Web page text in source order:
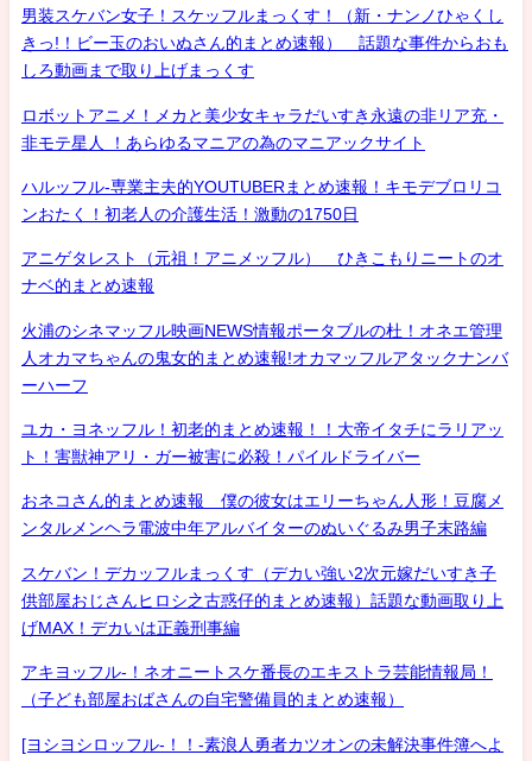
男装スケバン女子！スケッフルまっくす！（新・ナンノひゃくし
きっ!！ビー玉のおいぬさん的まとめ速報） 話題な事件からおも
しろ動画まで取り上げまっくす
ロボットアニメ！メカと美少女キャラだいすき永遠の非リア充・
非モテ星人 ！あらゆるマニアの為のマニアックサイト
ハルッフル-専業主夫的YOUTUBERまとめ速報！キモデブロリコ
ンおたく！初老人の介護生活！激動の1750日
アニゲタレスト（元祖！アニメッフル） ひきこもりニートのオ
ナベ的まとめ速報
火浦のシネマッフル映画NEWS情報ポータブルの杜！オネエ管理
人オカマちゃんの鬼女的まとめ速報!オカマッフルアタックナンバ
ーハーフ
ユカ・ヨネッフル！初老的まとめ速報！！大帝イタチにラリアッ
ト！害獣神アリ・ガー被害に必殺！パイルドライバー
おネコさん的まとめ速報 僕の彼女はエリーちゃん人形！豆腐メ
ンタルメンヘラ電波中年アルバイターのぬいぐるみ男子末路編
スケバン！デカッフルまっくす（デカい強い2次元嫁だいすき子
供部屋おじさんヒロシ之古惑仔的まとめ速報）話題な動画取り上
げMAX！デカいは正義刑事編
アキヨッフル-！ネオニートスケ番長のエキストラ芸能情報局！
（子ども部屋おばさんの自宅警備員的まとめ速報）
[ヨシヨシロッフル-！！-素浪人勇者カツオンの未解決事件簿へよ